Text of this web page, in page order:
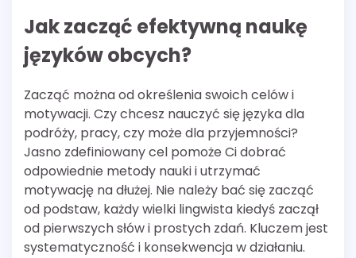
Jak zacząć efektywną naukę
języków obcych?
Zacząć można od określenia swoich celów i
motywacji. Czy chcesz nauczyć się języka dla
podróży, pracy, czy może dla przyjemności?
Jasno zdefiniowany cel pomoże Ci dobrać
odpowiednie metody nauki i utrzymać
motywację na dłużej. Nie należy bać się zacząć
od podstaw, każdy wielki lingwista kiedyś zaczął
od pierwszych słów i prostych zdań. Kluczem jest
systematyczność i konsekwencja w działaniu.